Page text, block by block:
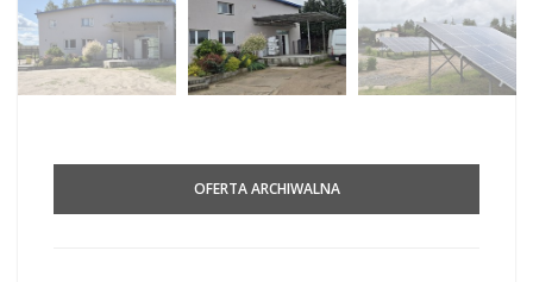
OFERTA ARCHIWALNA